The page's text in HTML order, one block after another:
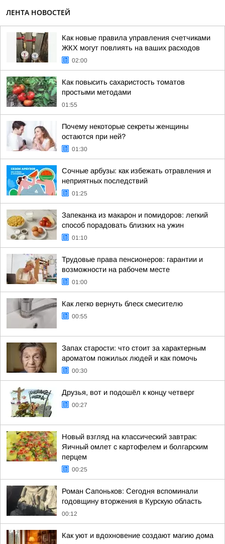
ЛЕНТА НОВОСТЕЙ
Как новые правила управления счетчиками
ЖКХ могут повлиять на ваших расходов
02:00
Как повысить сахаристость томатов
простыми методами
01:55
Почему некоторые секреты женщины
остаются при ней?
01:30
Сочные арбузы: как избежать отравления и
неприятных последствий
01:25
Запеканка из макарон и помидоров: легкий
способ порадовать близких на ужин
01:10
Трудовые права пенсионеров: гарантии и
возможности на рабочем месте
01:00
Как легко вернуть блеск смесителю
00:55
Запах старости: что стоит за характерным
ароматом пожилых людей и как помочь
00:30
Друзья, вот и подошёл к концу четверг
00:27
Новый взгляд на классический завтрак:
Яичный омлет с картофелем и болгарским
перцем
00:25
Роман Сапоньков: Сегодня вспоминали
годовщину вторжения в Курскую область
00:12
Как уют и вдохновение создают магию дома